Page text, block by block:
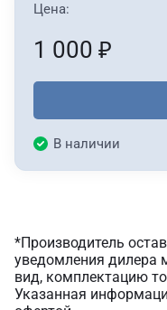
Цена:
1 000 ₽
В наличии
*Производитель
уведомления дилера
вид, комплектацию
Указанная